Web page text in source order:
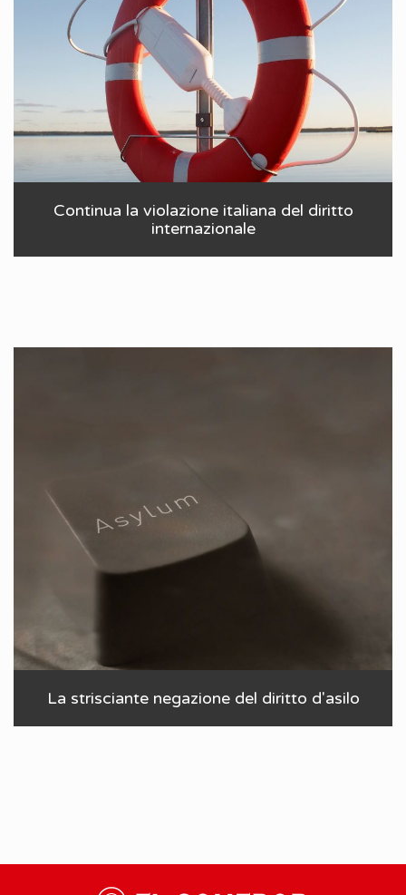
Continua la violazione italiana del diritto
internazionale
La strisciante negazione del diritto d'asilo